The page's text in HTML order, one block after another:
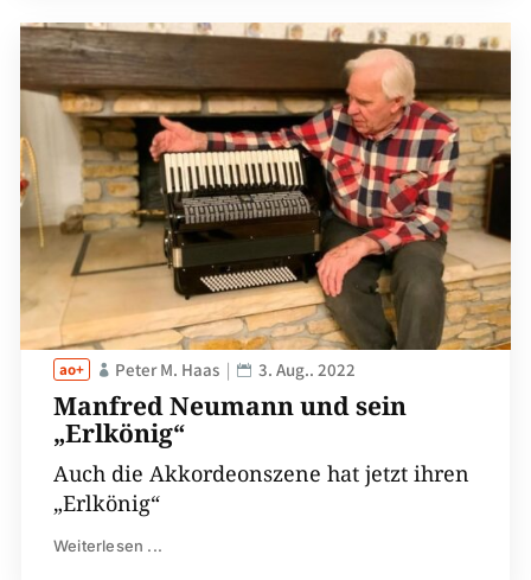
Manfred Neumann und sein
„Erlkönig“
Peter M. Haas 3. Aug.. 2022
Auch die Akkordeonszene hat jetzt ihren
„Erlkönig“
Weiterlesen ...